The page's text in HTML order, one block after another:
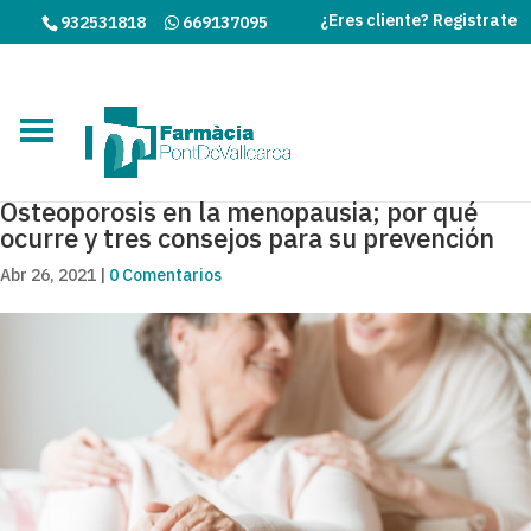
932531818 669137095 ¿Eres cliente? Registrate
Osteoporosis en la menopausia; por qué
ocurre y tres consejos para su prevención
Abr 26, 2021 | 0 Comentarios